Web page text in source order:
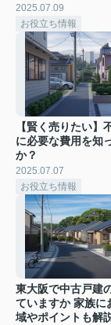
2025.07.09
お役立ち情報
【賢く売りたい】
に必要な費用を知
か？
2025.07.07
お役立ち情報
東大阪で中古戸建
ていますか 家族に
域やポイントも解